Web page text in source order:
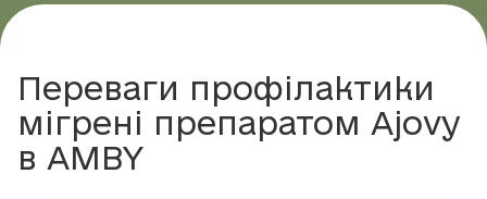
Переваги профілактики
мігрені препаратом Ajovy
в AMBY